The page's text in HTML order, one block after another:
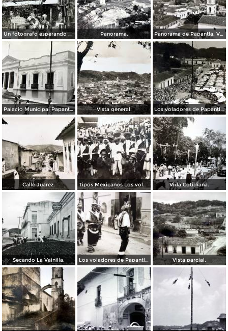
Un fotografo esperando al cliente en la plaza de Papantla, Veracruz 1955. Panorama. Panorama de Papantla, Veracruz.
Palacio Municipal Papantla, Veracruz. Vista general. Los voladores de Papantla, Veracruz.
Calle Juarez. Tipos Mexicanos Los voladoresde Papantla Veracruz. Vida Cotidiana.
Secando La Vainilla. Los voladores de Papantla Veracruz. Vista parcial.